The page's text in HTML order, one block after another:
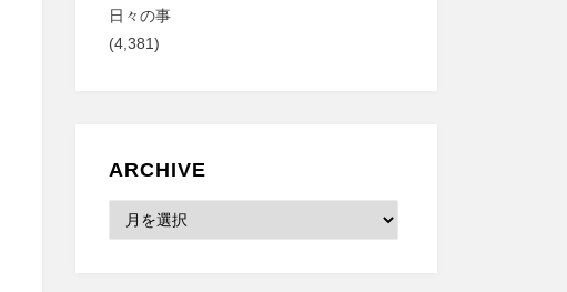
日々の事
(4,381)
ARCHIVE
Archive